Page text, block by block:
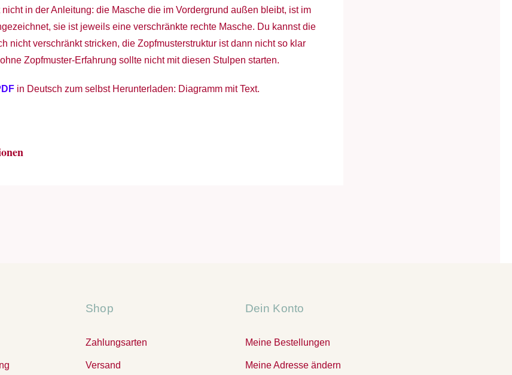
in der Anleitung: die Masche die im Vordergrund außen bleibt, ist im
sie ist jeweils eine verschränkte rechte Masche. Du kannst die
nicht verschränkt stricken, die Zopfmusterstruktur ist dann nicht so klar
Zopfmuster-Erfahrung sollte nicht mit diesen Stulpen starten.
in Deutsch zum selbst Herunterladen: Diagramm mit Text.
Shop
Zahlungsarten
Versand
Dein Konto
Meine Bestellungen
Meine Adresse ändern